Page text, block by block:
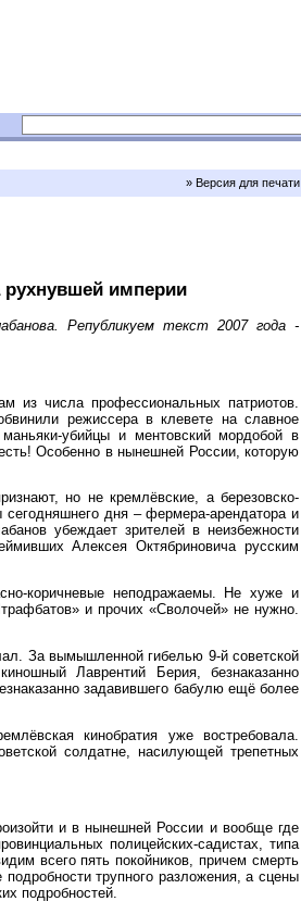
» Версия для печати
рухнувшей империи
Републикуем текст 2007 года -
из числа профессиональных патриотов.
режиссера в клевете на славное
убийцы и ментовский мордобой в
Особенно в нынешней России, которую
но не кремлёвские, а березовско-
дня – фермера-арендатора и
убеждает зрителей в неизбежности
Алексея Октябриновича русским
коричневые неподражаемы. Не хуже и
и прочих «Сволочей» не нужно.
За вымышленной гибелью 9-й советской
Лаврентий Берия, безнаказанно
задавившего бабулю ещё более
кинобратия уже востребовала.
солдатне, насилующей трепетных
и в нынешней России и вообще где
полицейских-садистах, типа
всего пять покойников, причем смерть
трупного разложения, а сцены
подробностей.